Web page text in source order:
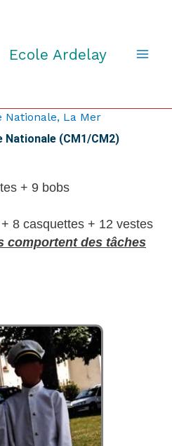
Ecole Ardelay
Nationale, La Mer
Nationale (CM1/CM2)
+ 9 bobs
8 casquettes + 12 vestes
comportent des tâches